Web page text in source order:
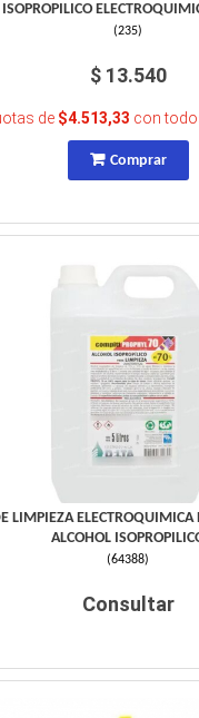
ISOPROPILICO
(235)
$ 13.540
de $4.513,33 con
Comprar
LIMPIEZA ELECTROQUIMICA
ALCOHOL
(64388)
Consultar